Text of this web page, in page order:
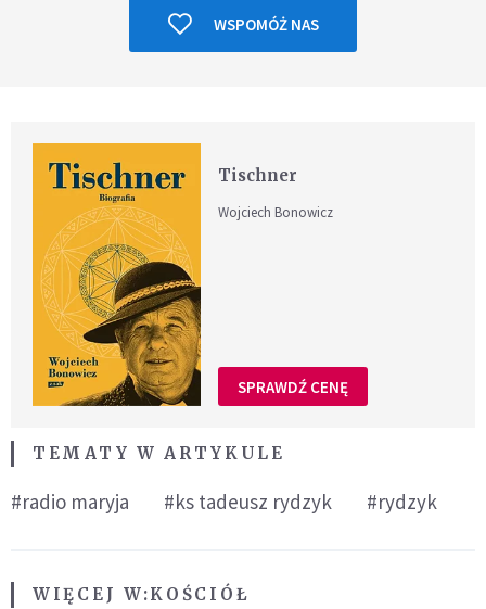
WSPOMÓŻ NAS
Tischner
Wojciech Bonowicz
SPRAWDŹ CENĘ
TEMATY W ARTYKULE
#radio maryja #ks tadeusz rydzyk #rydzyk
WIĘCEJ W:KOŚCIÓŁ